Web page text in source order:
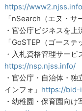
https://
「nSearch（エヌ・サ
・官公庁ビジネスを
「GoSTEP（ゴーステ
・入札資格管理サービ
https://nsp.njss.info/
・官公庁・自治体・
インフォ」 https://bid-
・幼稚園・保育園向け